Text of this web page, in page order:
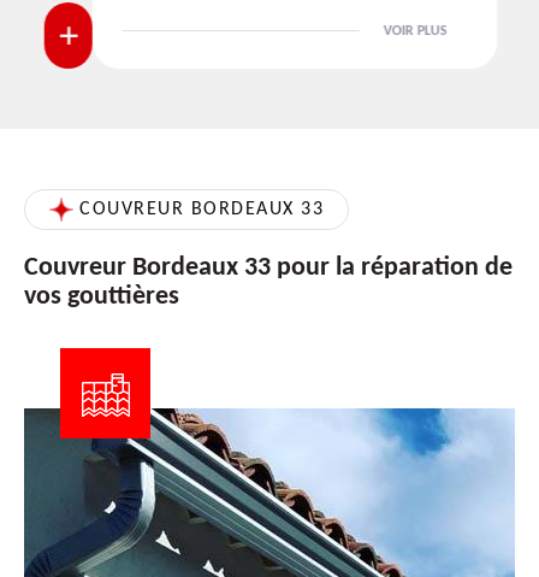
VOIR PLUS
COUVREUR BORDEAUX 33
Couvreur Bordeaux 33 pour la réparation de
vos gouttières